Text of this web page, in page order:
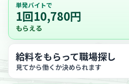
単発バイトで
1回10,780円
もらえる
給料をもらって職場探し
見てから働くか決められます